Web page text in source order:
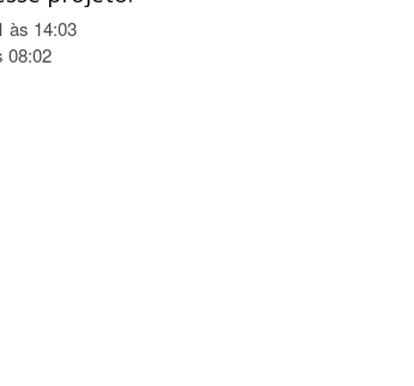
às 14:03
08:02